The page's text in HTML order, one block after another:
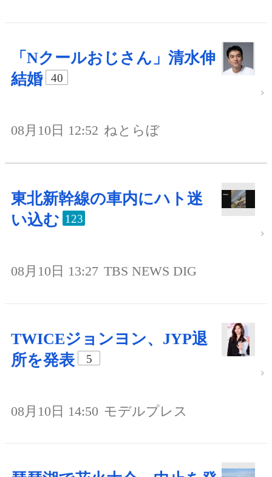
「Nクールおじさん」清水伸
結婚
40
08月10日 12:52 ねとらぼ
東北新幹線の車内にハト迷
い込む 123
08月10日 13:27 TBS NEWS DIG
TWICEジョンヨン、JYP退
所を発表
5
08月10日 14:50 モデルプレス